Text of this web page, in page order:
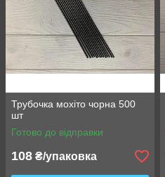
Трубочка мохіто чорна 500
шт
Готово до відправки
108 ₴/упаковка